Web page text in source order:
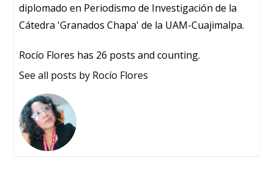
diplomado en Periodismo de Investigación de la
Cátedra 'Granados Chapa' de la UAM-Cuajimalpa.
Rocío Flores has 26 posts and counting.
See all posts by Rocío Flores